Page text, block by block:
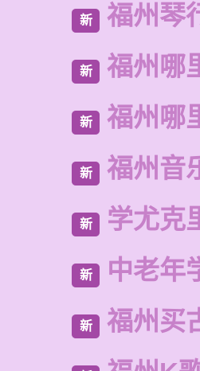
新 福州琴
新 福州哪
新 福州哪
新 福州音
新 学尤克
新 中老年
新 福州买